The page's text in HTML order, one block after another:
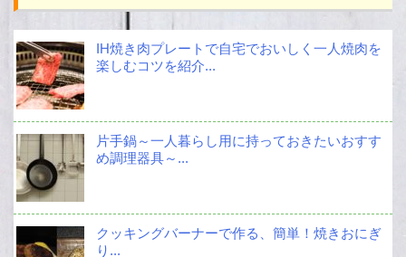
IH焼き肉プレートで自宅でおいしく一人焼肉を
楽しむコツを紹介...
片手鍋～一人暮らし用に持っておきたいおすす
め調理器具～...
クッキングバーナーで作る、簡単！焼きおにぎ
り...